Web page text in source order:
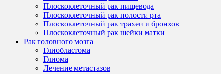
Плоскоклеточный рак пищевода
Плоскоклеточный рак полости рта
Плоскоклеточный рак трахеи и бронхов
Плоскоклеточный рак шейки матки
Рак головного мозга
Глиобластома
Глиома
Лечение метастазов